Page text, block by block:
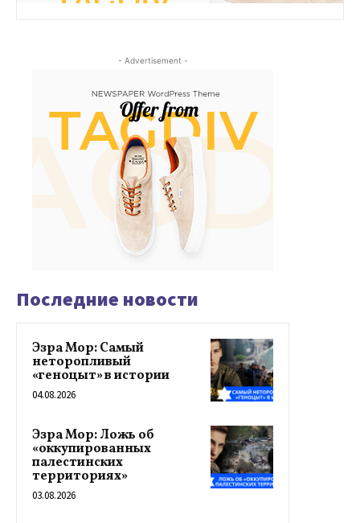
- Advertisement -
Последние новости
Эзра Мор: Самый
неторопливый
«геноцыт» в истории
04.08.2026
Эзра Мор: Ложь об
«оккупированных
палестинских
территориях»
03.08.2026